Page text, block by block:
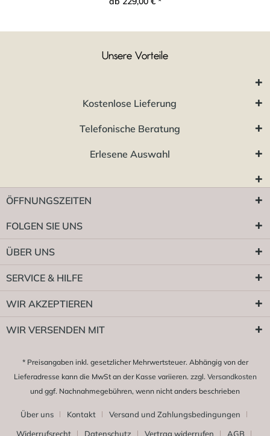
Unsere Vorteile
Kostenlose Lieferung
Telefonische Beratung
Erlesene Auswahl
ÖFFNUNGSZEITEN
FOLGEN SIE UNS
ÜBER UNS
SERVICE & HILFE
WIR AKZEPTIEREN
WIR VERSENDEN MIT
* Preisangaben inkl. gesetzlicher Mehrwertsteuer. Abhängig von der
Lieferadresse kann die MwSt an der Kasse variieren. zzgl. Versandkosten
und ggf. Nachnahmegebühren, wenn nicht anders beschrieben
Über uns Kontakt
Versand und Zahlungsbedingungen
Widerrufsrecht
Datenschutz Vertrag widerrufen AGB